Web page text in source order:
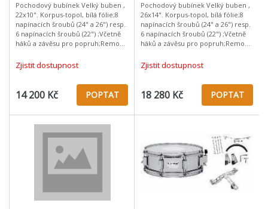
Pochodový bubínek Velký buben ,
22x10". Korpus-topol, bílá fólie;8
napínacích šroubů (24" a 26") resp.
6 napínacích šroubů (22") ;Včetně
háků a závěsu pro popruh;Remo
blána;Dusítko;Hmotnost: 4
Zjistit dostupnost
14 200 Kč POPTAT
Pochodový bubínek Velký buben ,
26x14". Korpus-topol, bílá fólie;8
napínacích šroubů (24" a 26") resp.
6 napínacích šroubů (22") ;Včetně
háků a závěsu pro popruh;Remo
blána;Dusítko;Hmotnost: 4
Zjistit dostupnost
18 280 Kč POPTAT